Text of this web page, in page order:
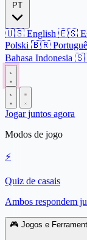
PT
🇺🇸 English 🇪🇸
Polski 🇧🇷
Bahasa Indonesia
Jogar juntos agora
Modos de jogo
⚡
Quiz de casais
Ambos respondem
🎮 Jogos e